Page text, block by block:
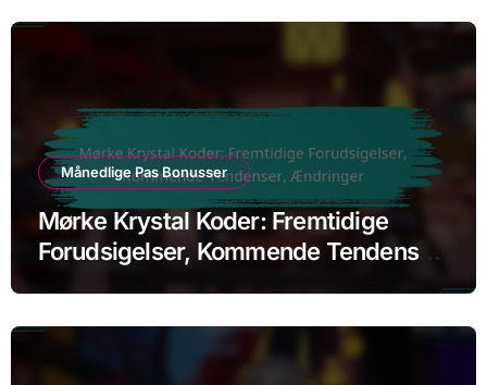
Månedlige Pas Bonusser
Mørke Krystal Koder: Fremtidige
Forudsigelser, Kommende Tendenser,